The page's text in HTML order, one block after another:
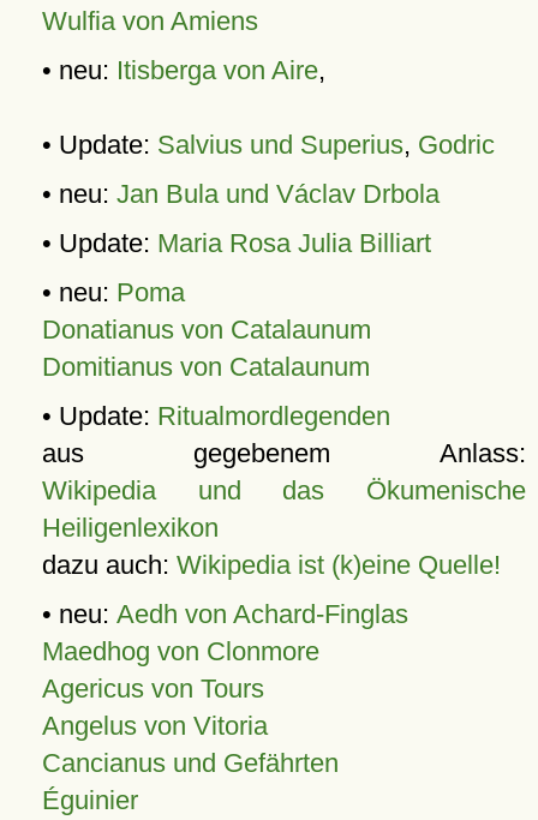
Wulfia von Amiens
• neu: Itisberga von Aire,
• Update: Salvius und Superius, Godric
• neu: Jan Bula und Václav Drbola
• Update: Maria Rosa Julia Billiart
• neu: Poma
Donatianus von Catalaunum
Domitianus von Catalaunum
• Update: Ritualmordlegenden
aus gegebenem Anlass:
Wikipedia und das Ökumenische
Heiligenlexikon
dazu auch: Wikipedia ist (k)eine Quelle!
• neu: Aedh von Achard-Finglas
Maedhog von Clonmore
Agericus von Tours
Angelus von Vitoria
Cancianus und Gefährten
Éguinier